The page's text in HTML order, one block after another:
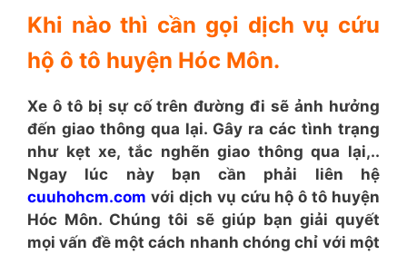
Khi nào thì cần gọi dịch vụ cứu
hộ ô tô huyện Hóc Môn.
Xe ô tô bị sự cố trên đường đi sẽ ảnh hưởng
đến giao thông qua lại. Gây ra các tình trạng
như kẹt xe, tắc nghẽn giao thông qua lại,..
Ngay lúc này bạn cần phải liên hệ
cuuhohcm.com với dịch vụ cứu hộ ô tô huyện
Hóc Môn. Chúng tôi sẽ giúp bạn giải quyết
mọi vấn đề một cách nhanh chóng chỉ với một